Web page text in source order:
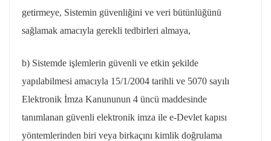
getirmeye, Sistemin güvenliğini ve veri bütünlüğünü
sağlamak amacıyla gerekli tedbirleri almaya,
b) Sistemde işlemlerin güvenli ve etkin şekilde
yapılabilmesi amacıyla 15/1/2004 tarihli ve 5070 sayılı
Elektronik İmza Kanununun 4 üncü maddesinde
tanımlanan güvenli elektronik imza ile e-Devlet kapısı
yöntemlerinden biri veya birkaçını kimlik doğrulama